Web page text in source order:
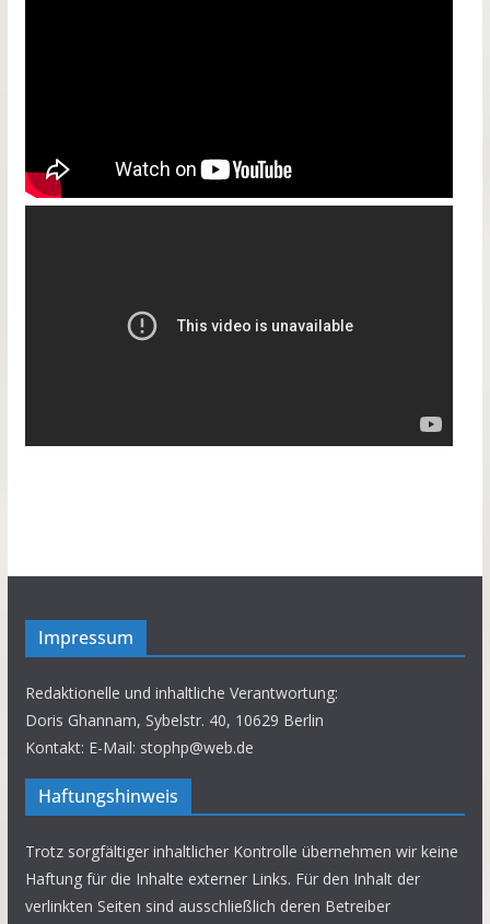
Impressum
Redaktionelle und inhaltliche Verantwortung:
Doris Ghannam, Sybelstr. 40, 10629 Berlin
Kontakt: E-Mail: stophp@web.de
Haftungshinweis
Trotz sorgfältiger inhaltlicher Kontrolle übernehmen wir keine
Haftung für die Inhalte externer Links. Für den Inhalt der
verlinkten Seiten sind ausschließlich deren Betreiber